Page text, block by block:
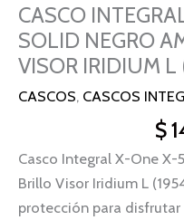
CASCO
SOLID NEGRO
VISOR IRIDIUM L
CASCOS, CASCOS
$
Casco Integral X-One
Brillo Visor Iridium L
protección para